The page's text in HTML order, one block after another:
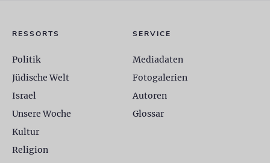
RESSORTS
Politik
Jüdische Welt
Israel
Unsere Woche
Kultur
Religion
SERVICE
Mediadaten
Fotogalerien
Autoren
Glossar